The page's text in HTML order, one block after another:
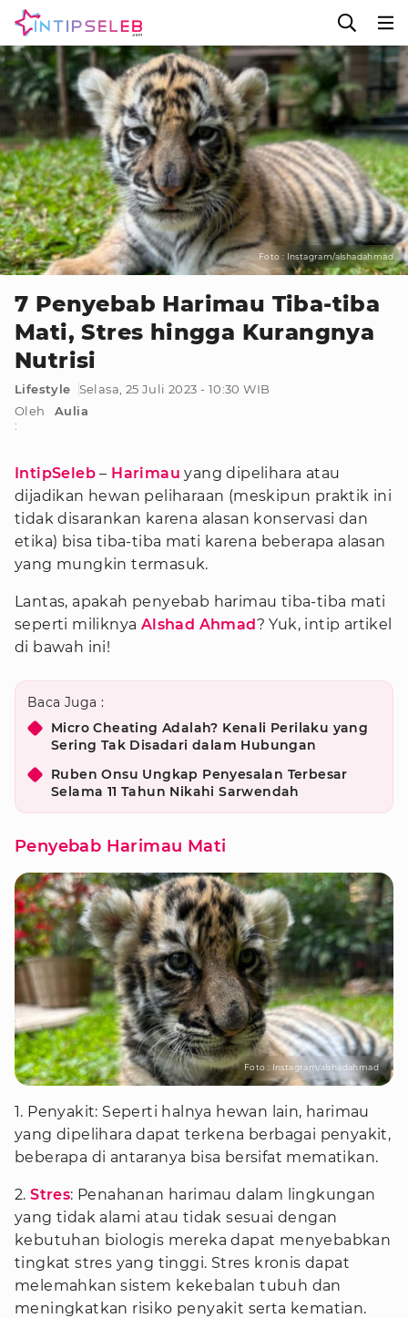
Foto : Instagram/alshadahmad
7 Penyebab Harimau Tiba-tiba
Mati, Stres hingga Kurangnya
Nutrisi
Lifestyle
Selasa, 25 Juli 2023 - 10:30 WIB
Oleh
:
Aulia
IntipSeleb – Harimau yang dipelihara atau
dijadikan hewan peliharaan (meskipun praktik ini
tidak disarankan karena alasan konservasi dan
etika) bisa tiba-tiba mati karena beberapa alasan
yang mungkin termasuk.
Lantas, apakah penyebab harimau tiba-tiba mati
seperti miliknya Alshad Ahmad? Yuk, intip artikel
di bawah ini!
Baca Juga :
Micro Cheating Adalah? Kenali Perilaku yang
Sering Tak Disadari dalam Hubungan
Ruben Onsu Ungkap Penyesalan Terbesar
Selama 11 Tahun Nikahi Sarwendah
Penyebab Harimau Mati
Foto : Instagram/alshadahmad
1. Penyakit: Seperti halnya hewan lain, harimau
yang dipelihara dapat terkena berbagai penyakit,
beberapa di antaranya bisa bersifat mematikan.
2.Stres: Penahanan harimau dalam lingkungan
yang tidak alami atau tidak sesuai dengan
kebutuhan biologis mereka dapat menyebabkan
tingkat stres yang tinggi. Stres kronis dapat
melemahkan sistem kekebalan tubuh dan
meningkatkan risiko penyakit serta kematian.